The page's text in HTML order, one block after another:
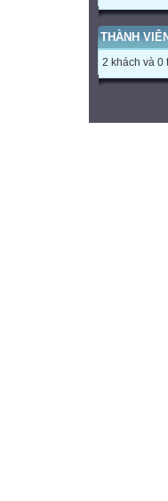
THÀNH
2 khách và 0